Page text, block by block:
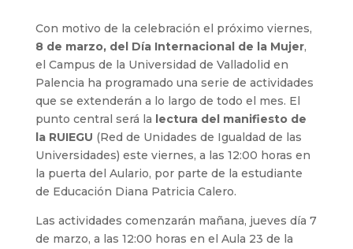
Con motivo de la celebración el próximo viernes,
8 de marzo, del Día Internacional de la Mujer,
el Campus de la Universidad de Valladolid en
Palencia ha programado una serie de actividades
que se extenderán a lo largo de todo el mes. El
punto central será la lectura del manifiesto de
la RUIEGU (Red de Unidades de Igualdad de las
Universidades) este viernes, a las 12:00 horas en
la puerta del Aulario, por parte de la estudiante
de Educación Diana Patricia Calero.
Las actividades comenzarán mañana, jueves día 7
de marzo, a las 12:00 horas en el Aula 23 de la